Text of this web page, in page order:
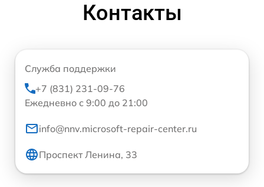
Контакты
Служба поддержки
+7 (831) 231-09-76
Ежедневно с 9:00 до 21:00
info@nnv.microsoft-repair-center.ru
Проспект Ленина, 33